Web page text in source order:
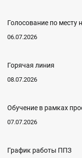
Голосование по месту
06.07.2026
Горячая линия
08.07.2026
Обучение в рамках
07.07.2026
График работы ППЗ